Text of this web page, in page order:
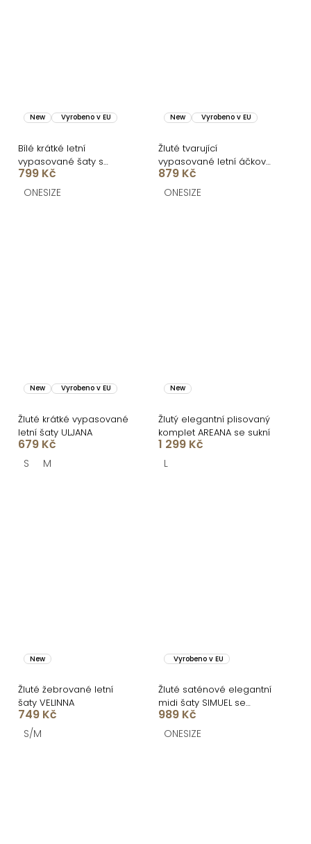
New Vyrobeno v EU
Bílé krátké letní
vypasované šaty s
citrony SOLARIS
799 Kč
ONESIZE
New Vyrobeno v EU
Žluté tvarující
vypasované letní áčkové
midi šaty VORTA
879 Kč
ONESIZE
New Vyrobeno v EU
Žluté krátké vypasované
letní šaty ULJANA
679 Kč
S M
New
Žlutý elegantní plisovaný
komplet AREANA se sukní
1 299 Kč
L
New
Žluté žebrované letní
šaty VELINNA
749 Kč
S/M
Vyrobeno v EU
Žluté saténové elegantní
midi šaty SIMUEL se
šněrováním
989 Kč
ONESIZE